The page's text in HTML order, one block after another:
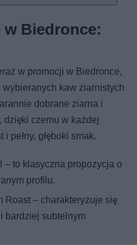
Biedronce:
w promocji w Biedronce,
kaw ziarnistych
dobrane ziarna i
czemu w każdej
pełny, głęboki smak.
– to klasyczna propozycja o
profilu.
Roast – charakteryzuje się
bardziej subtelnym